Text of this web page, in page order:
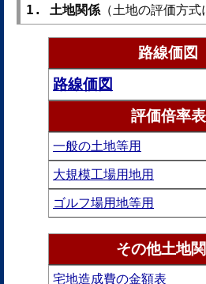
1. 土地関係 （土地の評価方
路線価図
路線価図
評価倍率表
一般の土地等用
大規模工場用地用
ゴルフ場用地等用
その他土地
宅地造成費の金額表